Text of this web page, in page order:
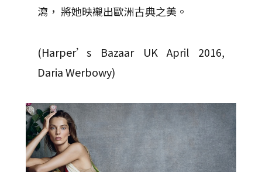
瀉， 將她映襯出歐洲古典之美。
(Harper’s Bazaar UK April 2016,
Daria Werbowy)